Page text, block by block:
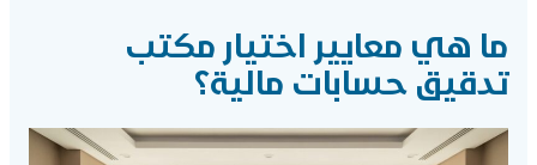
ما هي معايير اختيار مكتب
تدقيق حسابات مالية؟